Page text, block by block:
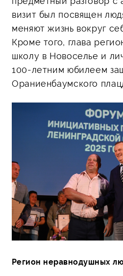
визит был посвящен
меняют жизнь вокруг
Кроме того, глава
школу в Новоселье и
100-летним юбилеем
Ораниенбаумского
Регион неравнодушных